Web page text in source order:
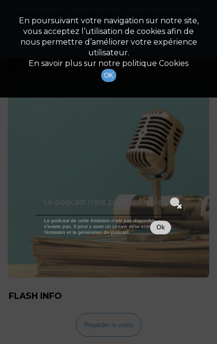
Détails De L'épisode
26 août 2023
à 3h59
durée : Invalid date
FLASH INFO
Regarder la vidéo
En poursuivant votre navigation sur notre site,
vous acceptez l’utilisation de cookies afin de
nous permettre d’améliorer votre expérience
utilisateur.
En savoir plus sur notre politique Cookies
OK
Appuyez ci-dessous pour l'installer.
Non merci Télécharger l'application
Le podcast n'est pas disponible
Le podcast de cette émission n'est pas disponible ou
n'existe pas. Il peut y avoir un certain délai entre la fin de
l'émission et la génération du podcast.
Ok